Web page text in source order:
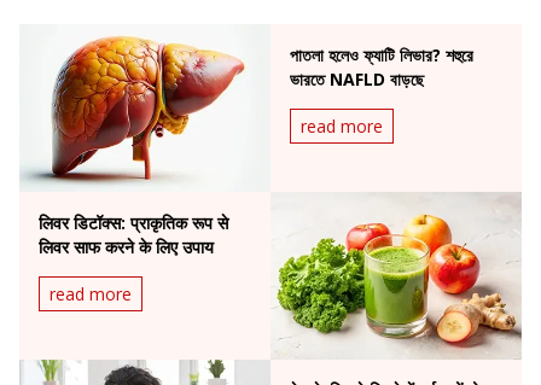
পাতলা হলেও ফ্যাটি লিভার? শহুরে
ভারতে NAFLD বাড়ছে
read more
लिवर डिटॉक्स: प्राकृतिक रूप से
लिवर साफ करने के लिए उपाय
read more